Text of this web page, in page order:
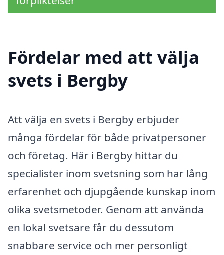
Fördelar med att välja
svets i Bergby
Att välja en svets i Bergby erbjuder
många fördelar för både privatpersoner
och företag. Här i Bergby hittar du
specialister inom svetsning som har lång
erfarenhet och djupgående kunskap inom
olika svetsmetoder. Genom att använda
en lokal svetsare får du dessutom
snabbare service och mer personligt